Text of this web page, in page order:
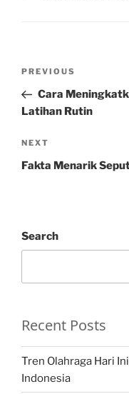
Previous
Post
PREVIOUS
Cara
Latihan Rutin
Next
Post
NEXT
Fakta Menarik
Search
Recent Posts
Tren Olahraga Hari
Indonesia